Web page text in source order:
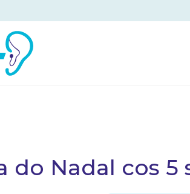
do Nadal cos 5